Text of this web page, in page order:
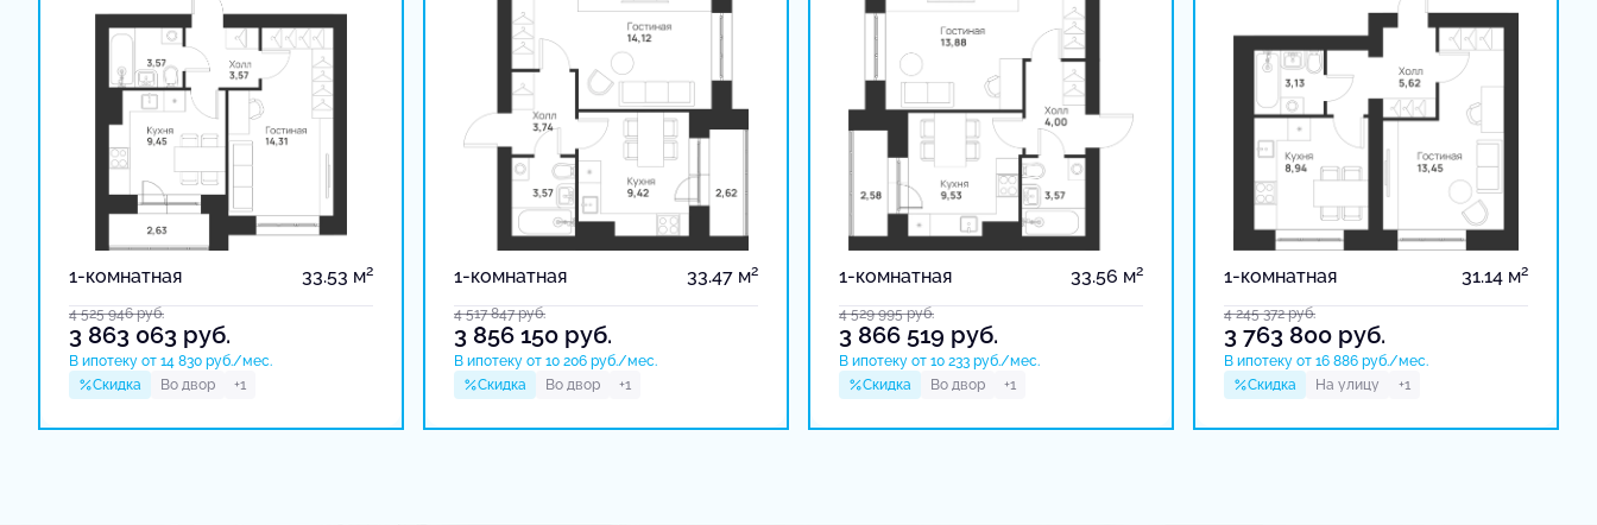
1-комнатная 33.53 м2
4 525 946руб.
3 863 063 руб.
В ипотеку от 14 830 руб./мес.
Скидка
Во двор +1
1-комнатная 33.47 м2
4 517 847руб.
3 856 150 руб.
В ипотеку от 10 206 руб./мес.
Скидка
Во двор +1
1-комнатная 33.56 м2
4 529 995руб.
3 866 519 руб.
В ипотеку от 10 233 руб./мес.
Скидка
Во двор +1
1-комнатная 31.14 м2
4 245 372руб.
3 763 800 руб.
В ипотеку от 16 886 руб./мес.
Скидка
На улицу +1